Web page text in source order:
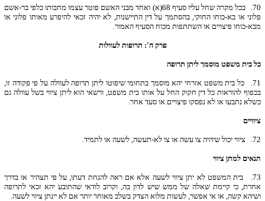
70.
בכל מקרה שחל עליו סעיף 68(א) ואחד מבני האשם פוטר עצמו מחבותו כלפי בר-אשם
פלוני או בא-כוחו החוקי, בהסתמך על דין התיישנות, לא יהיה זכאי להיפרע מאותו פלוני או
מבא-כוחו פיצויים או השתתפות מכוח הסעיף האמור.
פרק ה': תרופות לעוולות
כל בית משפט מוסמך ליתן תרופה
71.
כל בית משפט אזרחי יהא מוסמך בתחומי שיפוטו ליתן תרופה לעוולה על פי פקודה זו,
בכפוף להוראות כל דין חקוק החל על אותו בית משפט, ורשאי הוא ליתן ציווי בשל עוולה גם
כשלא נתבעו או לא נפסקו פיצויים או סעד אחר.
ציוויים
72. ציווי יכול שיהיה צו עשה או צו לא-תעשה, לשעה או לתמיד.
תנאים למתן ציווי
73.
בית המשפט לא יתן ציווי לשעה אלא אם ראה להנחת דעתו, על פי תצהיר או בדרך
אחרת, כי קיימת שאלה של ממש שיש לדון בה, וקרוב לודאי שהתובע יהא זכאי לתרופה
ושיהא קשה, או אי אפשר, לעשות מלוא הצדק בשלב מאוחר יותר אם לא יינתן ציווי לשעה.